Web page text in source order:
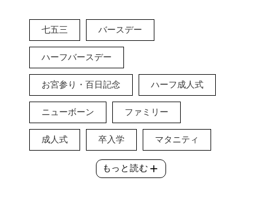
七五三 バースデー
ハーフバースデー
お宮参り・百日記念 ハーフ成人式
ニューボーン ファミリー
成人式 卒入学 マタニティ
もっと読む add